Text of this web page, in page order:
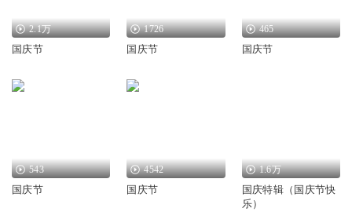
2.1万
国庆节
1726
国庆节
465
国庆节
543
国庆节
4542
国庆节
1.6万
国庆特辑（国庆节快
乐）